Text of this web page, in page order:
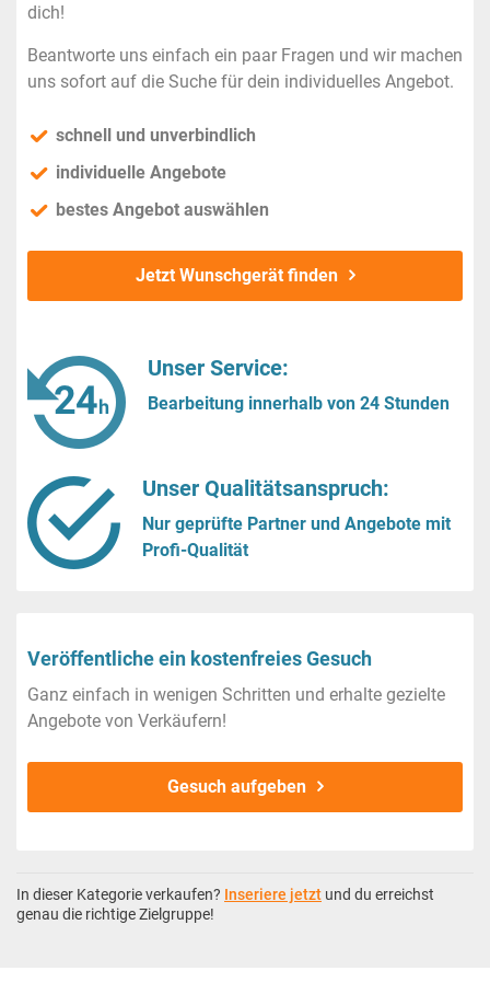
dich!
Beantworte uns einfach ein paar Fragen und wir machen
uns sofort auf die Suche für dein individuelles Angebot.
schnell und unverbindlich
individuelle Angebote
bestes Angebot auswählen
Jetzt Wunschgerät finden
Unser Service:
Bearbeitung innerhalb von 24 Stunden
Unser Qualitätsanspruch:
Nur geprüfte Partner und Angebote mit
Profi-Qualität
Veröffentliche ein kostenfreies Gesuch
Ganz einfach in wenigen Schritten und erhalte gezielte
Angebote von Verkäufern!
Gesuch aufgeben
In dieser Kategorie verkaufen? Inseriere jetzt und du erreichst
genau die richtige Zielgruppe!